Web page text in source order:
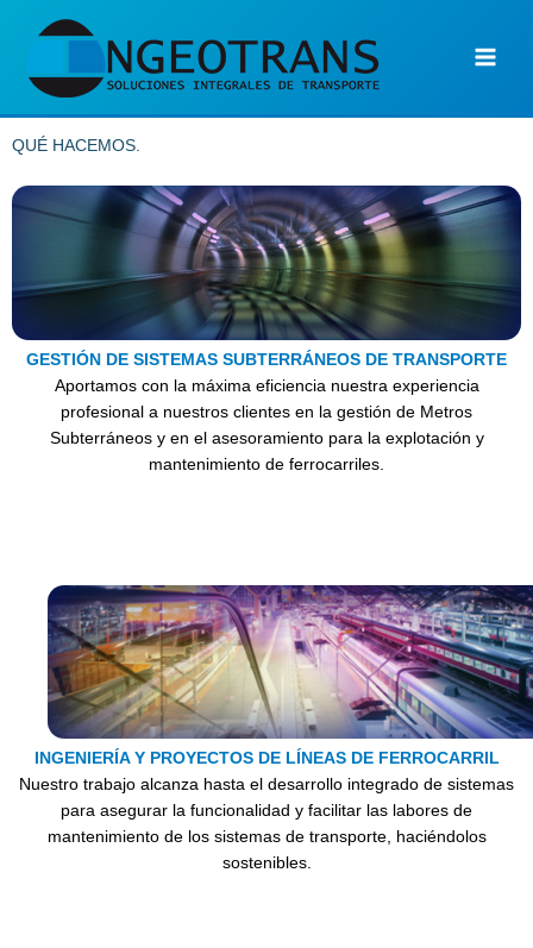
QUÉ HACEMOS.
GESTIÓN DE SISTEMAS SUBTERRÁNEOS DE TRANSPORTE
Aportamos con la máxima eficiencia nuestra experiencia
profesional a nuestros clientes en la gestión de Metros
Subterráneos y en el asesoramiento para la explotación y
mantenimiento de ferrocarriles.
INGENIERÍA Y PROYECTOS DE LÍNEAS DE FERROCARRIL
Nuestro trabajo alcanza hasta el desarrollo integrado de sistemas
para asegurar la funcionalidad y facilitar las labores de
mantenimiento de los sistemas de transporte, haciéndolos
sostenibles.